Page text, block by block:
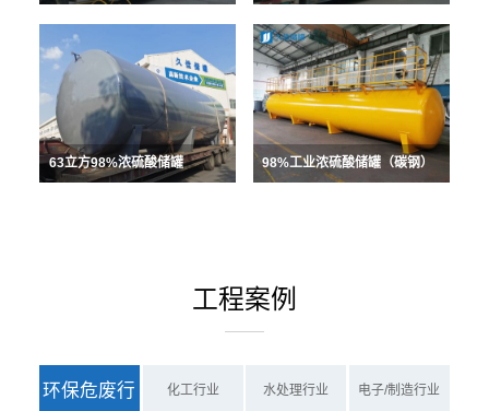
63立方98%浓硫酸储罐 98%工业浓硫酸储罐（碳钢）
工程案例
环保危废行 化工行业 水处理行业 电子/制造行业